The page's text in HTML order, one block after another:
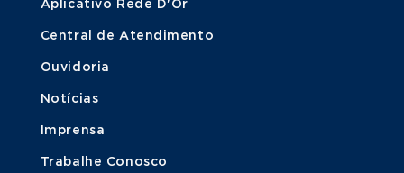
Aplicativo Rede D'Or
Central de Atendimento
Ouvidoria
Notícias
Imprensa
Trabalhe Conosco